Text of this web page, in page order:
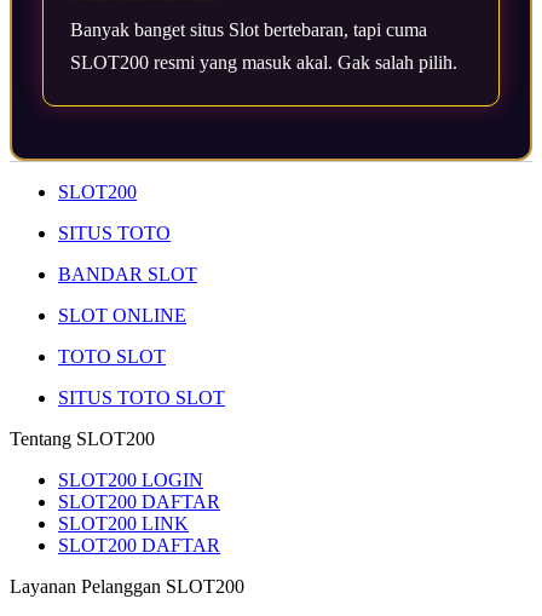
Banyak banget situs Slot bertebaran, tapi cuma
SLOT200 resmi yang masuk akal. Gak salah pilih.
SLOT200
SITUS TOTO
BANDAR SLOT
SLOT ONLINE
TOTO SLOT
SITUS TOTO SLOT
Tentang SLOT200
SLOT200 LOGIN
SLOT200 DAFTAR
SLOT200 LINK
SLOT200 DAFTAR
Layanan Pelanggan SLOT200